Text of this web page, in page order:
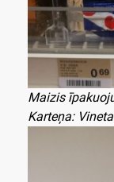
Maizis
Karteņa: